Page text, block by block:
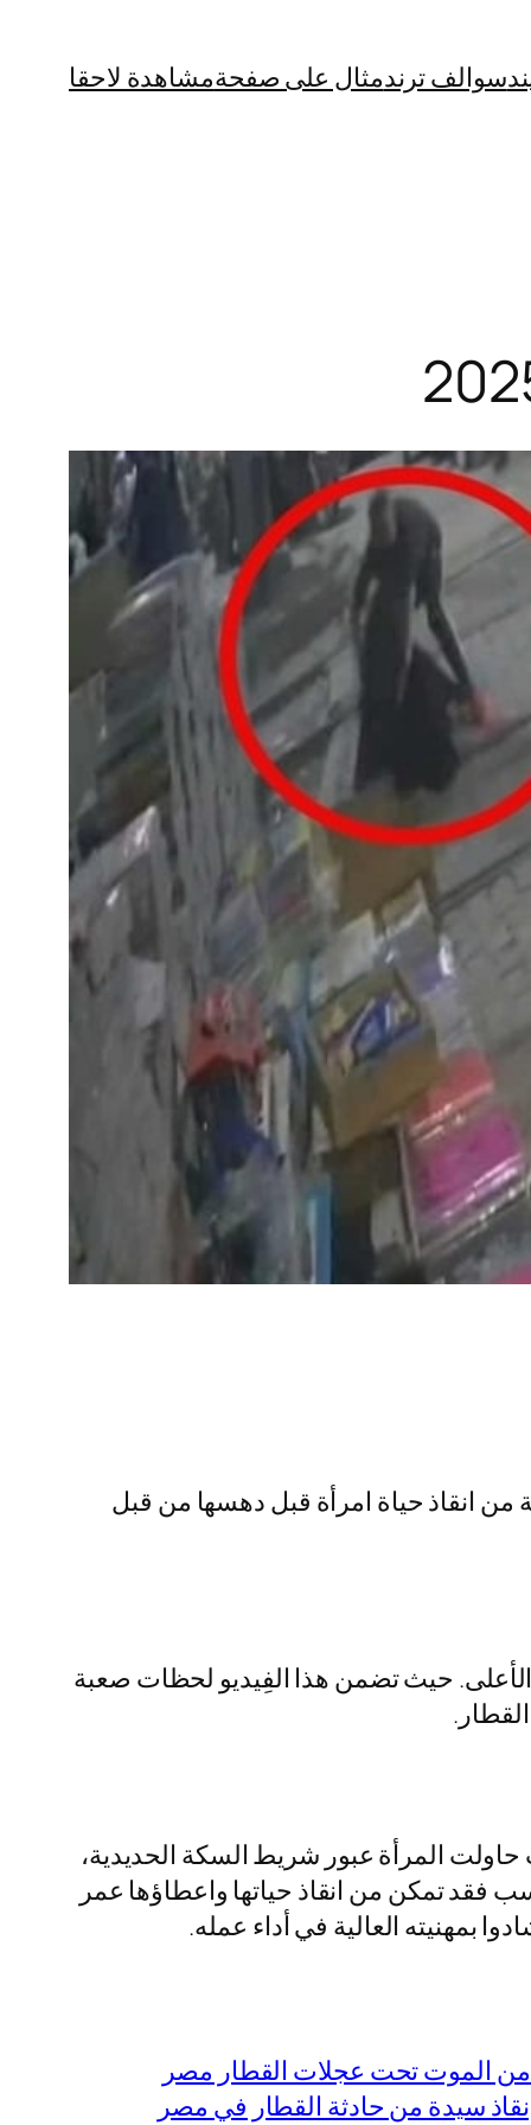
سوالف ترندمثال على صفحةمشاهدة لاحقا
انقاذ حياة امرأة قبل دهسها من قبل
حيث تضمن هذا الفِيديو لحظات صعبة
المرأة عبور شريط السكة الحديدية،
فقد تمكن من انقاذ حياتها واعطاؤها عمر
بمهنيته العالية في أداء عمله.
من الموت تحت عجلات القطار مصر
سيدة من حادثة القطار في مصر